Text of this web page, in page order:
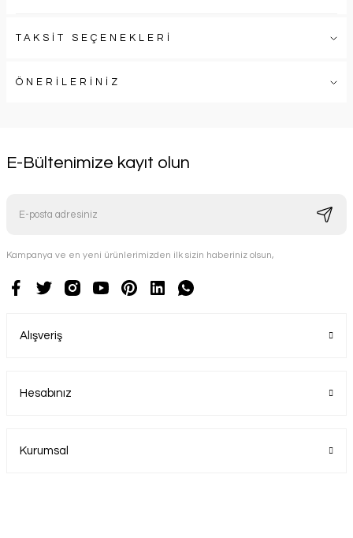
TAKSİT SEÇENEKLERİ
ÖNERİLERİNİZ
E-Bültenimize kayıt olun
Kampanya ve en yeni ürünlerimizden ilk sizin haberiniz olsun,
Alışveriş
Hesabınız
Kurumsal